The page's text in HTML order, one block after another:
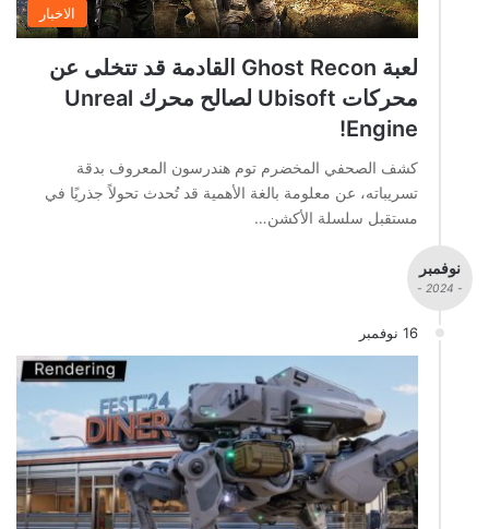
الاخبار
لعبة Ghost Recon القادمة قد تتخلى عن
محركات Ubisoft لصالح محرك Unreal
Engine!
كشف الصحفي المخضرم توم هندرسون المعروف بدقة
تسريباته، عن معلومة بالغة الأهمية قد تُحدث تحولاً جذريًا في
مستقبل سلسلة الأكشن…
نوفمبر
- 2024 -
16 نوفمبر